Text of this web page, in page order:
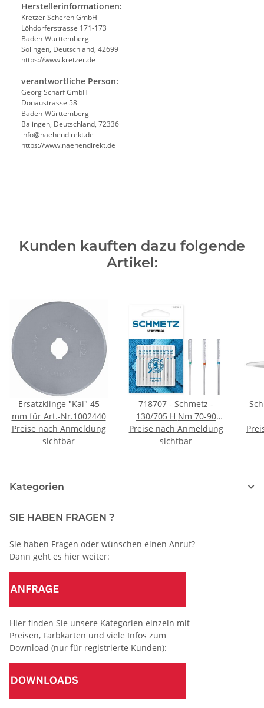
Herstellerinformationen:
Kretzer Scheren GmbH
Löhdorferstrasse 171-173
Baden-Württemberg
Solingen, Deutschland, 42699
https://www.kretzer.de
verantwortliche Person:
Georg Scharf GmbH
Donaustrasse 58
Baden-Württemberg
Balingen, Deutschland, 72336
info@naehendirekt.de
https://www.naehendirekt.de
Kunden kauften dazu folgende
Artikel:
Ersatzklinge "Kai" 45
mm für Art.-Nr.1002440
Preise nach Anmeldung
sichtbar
718707 - Schmetz -
130/705 H Nm 70-90
SB10-Karte / Nadeldicke
= 70-90 / Preis pro Karte
Preise nach Anmeldung
sichtbar
Kategorien
SIE HABEN FRAGEN ?
Sie haben Fragen oder wünschen einen Anruf?
Dann geht es hier weiter:
Hier finden Sie unsere Kategorien einzeln mit
Preisen, Farbkarten und viele Infos zum
Download (nur für registrierte Kunden):